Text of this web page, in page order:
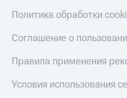
Политика обработки
Соглашение о
Правила применения
Условия использования